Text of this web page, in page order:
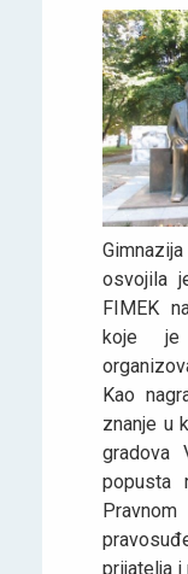
osvojila
FIMEK
koje je
Kao
znanje u
gradova
popusta
prijatelja i